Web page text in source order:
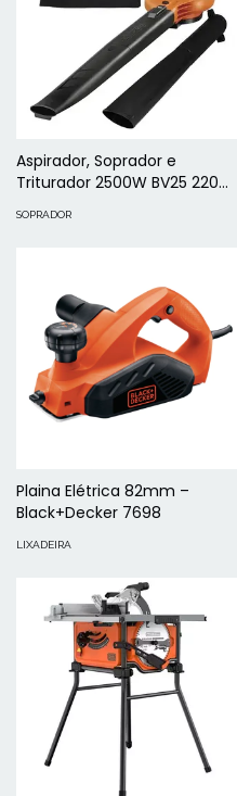
Aspirador, Soprador e
Triturador 2500W BV25 220V
SOPRADOR
Plaina Elétrica 82mm –
Black+Decker 7698
LIXADEIRA